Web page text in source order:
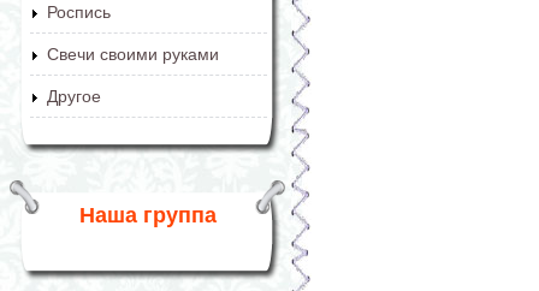
Роспись
Свечи своими руками
Другое
Наша группа